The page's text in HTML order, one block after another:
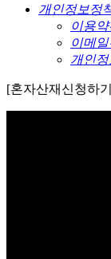
개인정보정
이용
이메
개인
[혼자산재신청하